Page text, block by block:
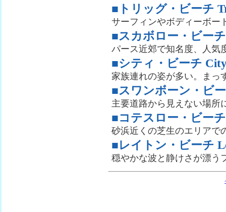
■トリッグ・ビーチ
サーフィンやボディーボー
■スカボロー・ビー
パース近郊で知名度、人気
■シティ・ビーチ
家族連れの姿が多い。まっ
■スワンボーン・ビ
主要道路から見えない場所
■コテスロー・ビーチ
砂浜近くの芝生のエリアで
■レイトン・ビーチ
穏やかな波と静けさが漂う